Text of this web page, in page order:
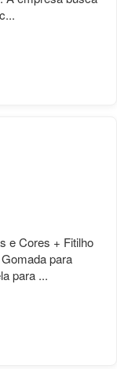
e Cores + Fitilho
para
para ...